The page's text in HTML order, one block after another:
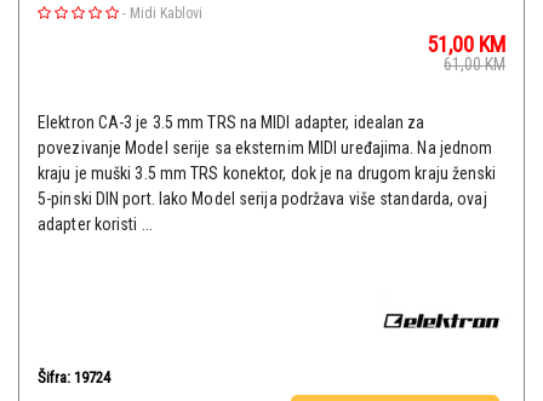
- Midi Kablovi
51,00 KM
61,00KM
Elektron CA-3 je 3.5 mm TRS na MIDI adapter, idealan za
povezivanje Model serije sa eksternim MIDI uređajima. Na jednom
kraju je muški 3.5 mm TRS konektor, dok je na drugom kraju ženski
5-pinski DIN port. Iako Model serija podržava više standarda, ovaj
adapter koristi ...
Šifra: 19724